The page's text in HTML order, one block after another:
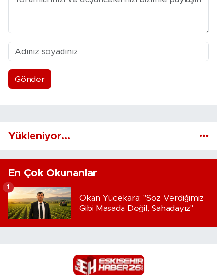
Gönder
Yükleniyor...
En Çok Okunanlar
Okan Yücekara: "Söz Verdiğimiz
Gibi Masada Değil, Sahadayız"
1